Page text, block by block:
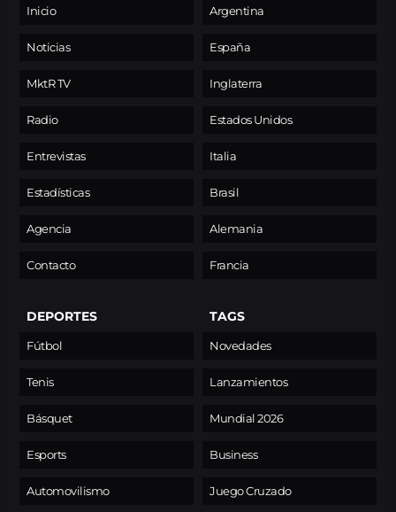
Inicio
Noticias
MktR TV
Radio
Entrevistas
Estadísticas
Agencia
Contacto
Argentina
España
Inglaterra
Estados Unidos
Italia
Brasil
Alemania
Francia
DEPORTES
Fútbol
Tenis
Básquet
Esports
Automovilismo
TAGS
Novedades
Lanzamientos
Mundial 2026
Business
Juego Cruzado